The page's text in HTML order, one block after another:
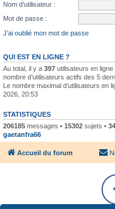
Nom d’utilisateur :
Mot de passe :
J’ai oublié mon mot de passe
QUI EST EN LIGNE ?
Au total, il y a 397 utilisateurs en
nombre d’utilisateurs actifs des 5
Le nombre maximal d’utilisateurs en
2026, 20:53
STATISTIQUES
206185 messages • 15302 sujets •
gaetanfra66
Accueil du forum